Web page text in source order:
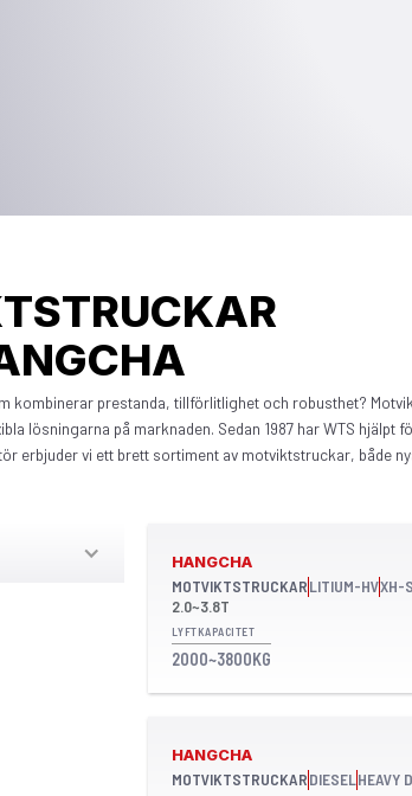
kombinerar prestanda, tillförlitlighet och robusthet?
lösningarna på marknaden. Sedan 1987 har WTS hjälpt
erbjuder vi ett brett sortiment av motviktstruckar, både
HANGCHA
MOTVIKTSTRUCKARLITIUM-HVXH-
2.0~3.8T
LYFTKAPACITET
2000~3800KG
HANGCHA
MOTVIKTSTRUCKARDIESELHEAVY